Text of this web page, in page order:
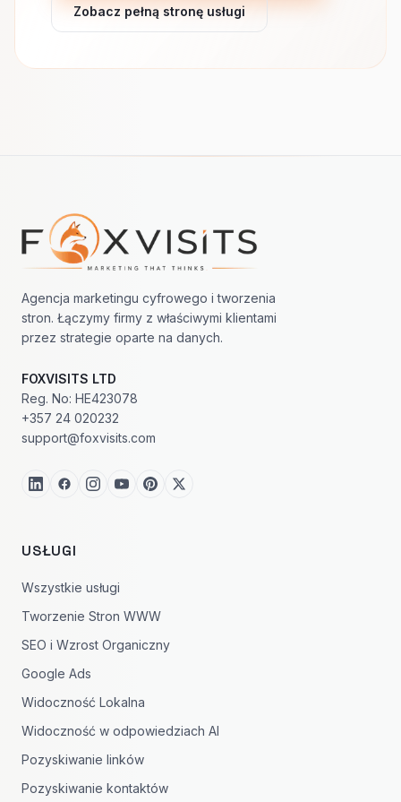
Zobacz pełną stronę usługi
Nawigacja w stopce
Agencja marketingu cyfrowego i tworzenia
stron. Łączymy firmy z właściwymi klientami
przez strategie oparte na danych.
FOXVISITS LTD
Reg. No: HE423078
+357 24 020232
support@foxvisits.com
USŁUGI
Wszystkie usługi
Tworzenie Stron WWW
SEO i Wzrost Organiczny
Google Ads
Widoczność Lokalna
Widoczność w odpowiedziach AI
Pozyskiwanie linków
Pozyskiwanie kontaktów